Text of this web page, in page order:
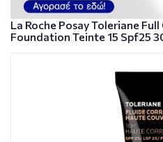
La Roche Posay Toleriane
Foundation Teinte 15 Spf25